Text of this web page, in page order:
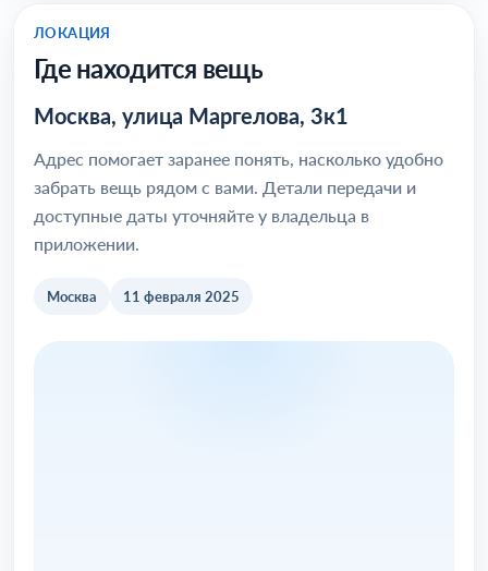
ЛОКАЦИЯ
Где находится вещь
Москва, улица Маргелова, 3к1
Адрес помогает заранее понять, насколько удобно
забрать вещь рядом с вами. Детали передачи и
доступные даты уточняйте у владельца в
приложении.
Москва 11 февраля 2025